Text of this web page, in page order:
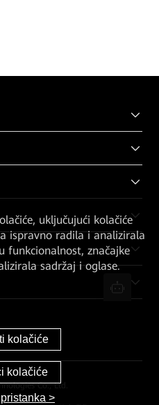
Co., Ltd.
uključujući kolačiće
ispravno radila i analizirala
funkcionalnost, značajke
sadržaj i oglase.
>